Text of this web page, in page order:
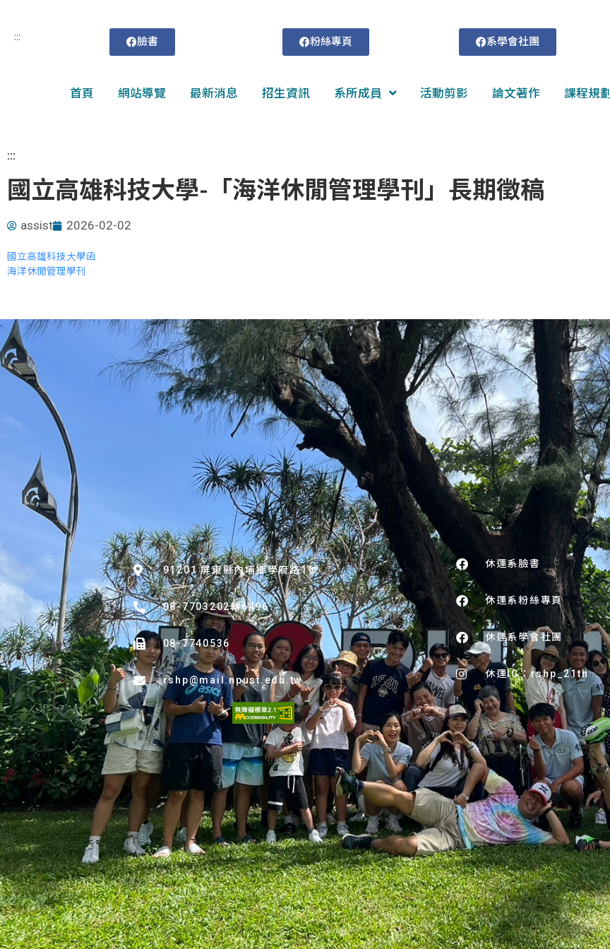
::: 臉書 粉絲專頁 系學會社團
首頁 網站導覽 最新消息 招生資訊 系所成員 活動剪影 論文著作 課程規劃
:::
國立高雄科技大學-「海洋休閒管理學刊」長期徵稿
assist 2026-02-02
國立高雄科技大學函
海洋休閒管理學刊
:::
91201 屏東縣內埔鄉學府路1號
08-7703202轉6496
08-7740536
rshp@mail.npust.edu.tw
休運系臉書
休運系粉絲專頁
休運系學會社團
休運IG：rshp_21th